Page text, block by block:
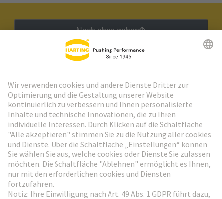
Nach oben gehen
Weiter zur Anmeldung
Social Media